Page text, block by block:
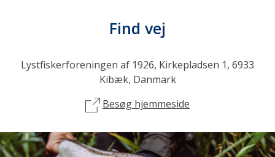
Find vej
Lystfiskerforeningen af 1926, Kirkepladsen 1, 6933
Kibæk, Danmark
Besøg hjemmeside